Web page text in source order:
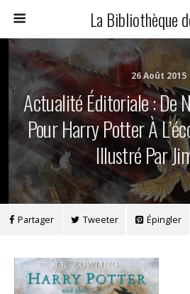
La Bibliothèque
26 Août 2015
Actualité Éditoriale : De
Pour Harry Potter À
Illustré Par
Partager Tweeter Épingler